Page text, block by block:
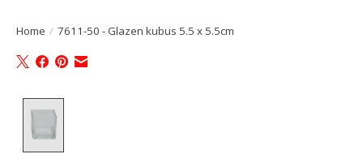
Home / 7611-50 - Glazen kubus 5.5 x 5.5cm